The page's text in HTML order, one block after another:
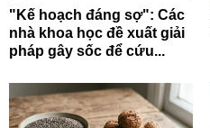
"Kế hoạch đáng sợ": Các
nhà khoa học đề xuất giải
pháp gây sốc để cứu...